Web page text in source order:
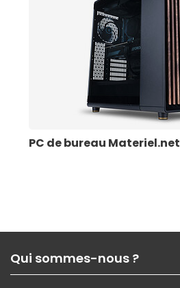
PC de bureau Materiel.net
Qui sommes-nous ?